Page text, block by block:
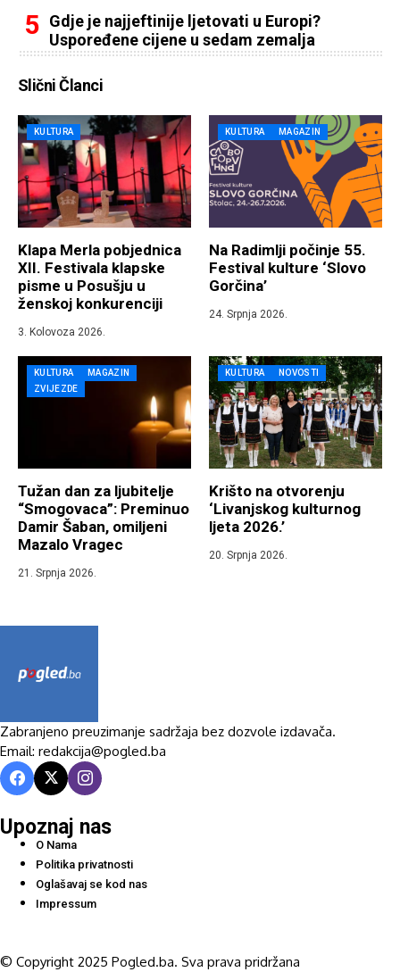
Gdje je najjeftinije ljetovati u Europi?
Uspoređene cijene u sedam zemalja
Slični Članci
KULTURA
Klapa Merla pobjednica
XII. Festivala klapske
pisme u Posušju u
ženskoj konkurenciji
3. Kolovoza 2026.
KULTURA MAGAZIN
Na Radimlji počinje 55.
Festival kulture ‘Slovo
Gorčina’
24. Srpnja 2026.
KULTURA
MAGAZIN
ZVIJEZDE
Tužan dan za ljubitelje
“Smogovaca”: Preminuo
Damir Šaban, omiljeni
Mazalo Vragec
21. Srpnja 2026.
KULTURA NOVOSTI
Krišto na otvorenju
‘Livanjskog kulturnog
ljeta 2026.’
20. Srpnja 2026.
Zabranjeno preuzimanje sadržaja bez dozvole izdavača.
Email: redakcija@pogled.ba
Upoznaj nas
O Nama
Politika privatnosti
Oglašavaj se kod nas
Impressum
© Copyright 2025 Pogled.ba. Sva prava pridržana